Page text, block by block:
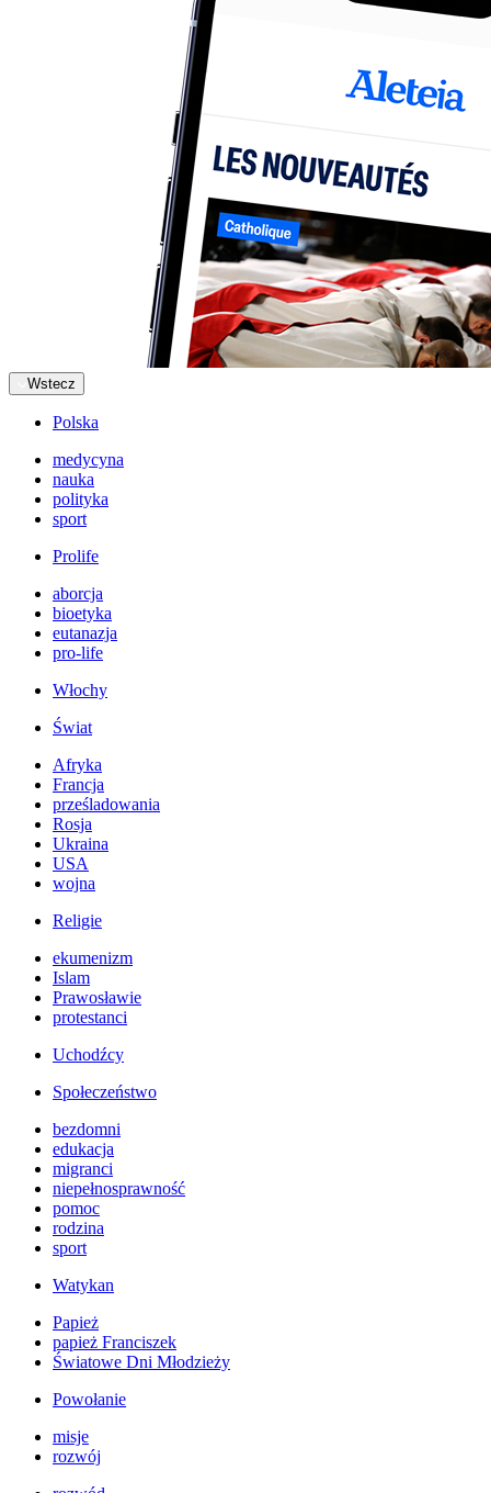
Wstecz
Polska
medycyna
nauka
polityka
sport
Prolife
aborcja
bioetyka
eutanazja
pro-life
Włochy
Świat
Afryka
Francja
prześladowania
Rosja
Ukraina
USA
wojna
Religie
ekumenizm
Islam
Prawosławie
protestanci
Uchodźcy
Społeczeństwo
bezdomni
edukacja
migranci
niepełnosprawność
pomoc
rodzina
sport
Watykan
Papież
papież Franciszek
Światowe Dni Młodzieży
Powołanie
misje
rozwój